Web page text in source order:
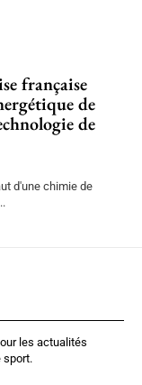
française
de
de
d'une chimie de
3...
les actualités
sport.